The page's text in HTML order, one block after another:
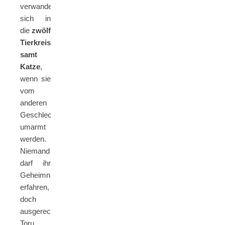
verwandeln
sich in
die zwölf
Tierkreiszeichen
samt
Katze,
wenn sie
vom
anderen
Geschlecht
umarmt
werden.
Niemand
darf ihr
Geheimnis
erfahren,
doch
ausgerechnet
Toru